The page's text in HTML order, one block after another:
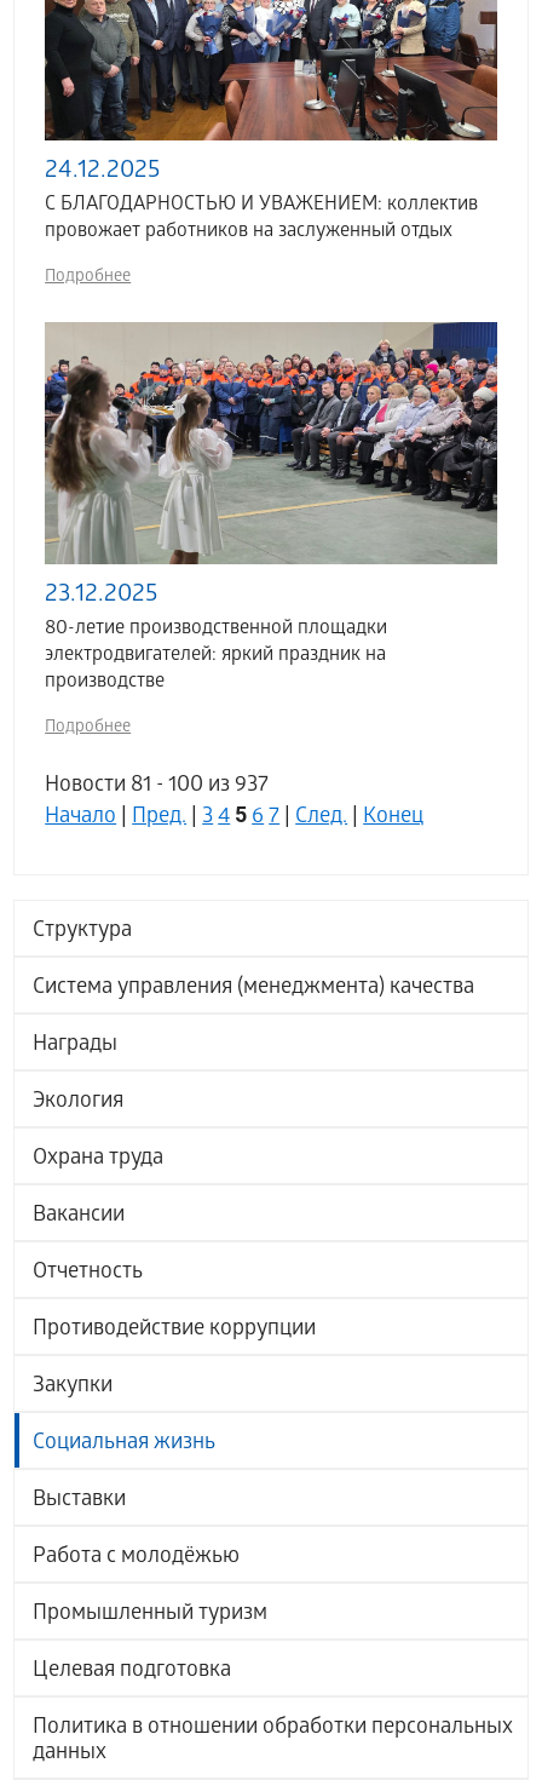
Структура
Система управления (менеджмента) качества
Награды
Экология
Охрана труда
Вакансии
Отчетность
Противодействие коррупции
Закупки
Социальная жизнь
Выставки
Работа с молодёжью
Промышленный туризм
Целевая подготовка
Политика в отношении обработки персональных
данных
24.12.2025
С БЛАГОДАРНОСТЬЮ И УВАЖЕНИЕМ: коллектив
провожает работников на заслуженный отдых
Подробнее
23.12.2025
80-летие производственной площадки
электродвигателей: яркий праздник на
производстве
Подробнее
Новости 81 - 100 из 937
Начало|Пред.|34 5 67|След.|Конец